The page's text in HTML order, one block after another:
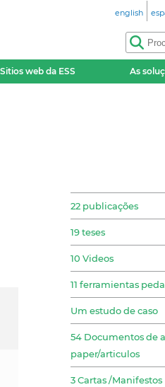
english
Sitios web da ESS As
22 publicações
19 teses
10 Videos
11 ferramientas
Um estudo de caso
54 Documentos de
paper/articulos
3 Cartas /Manifestos